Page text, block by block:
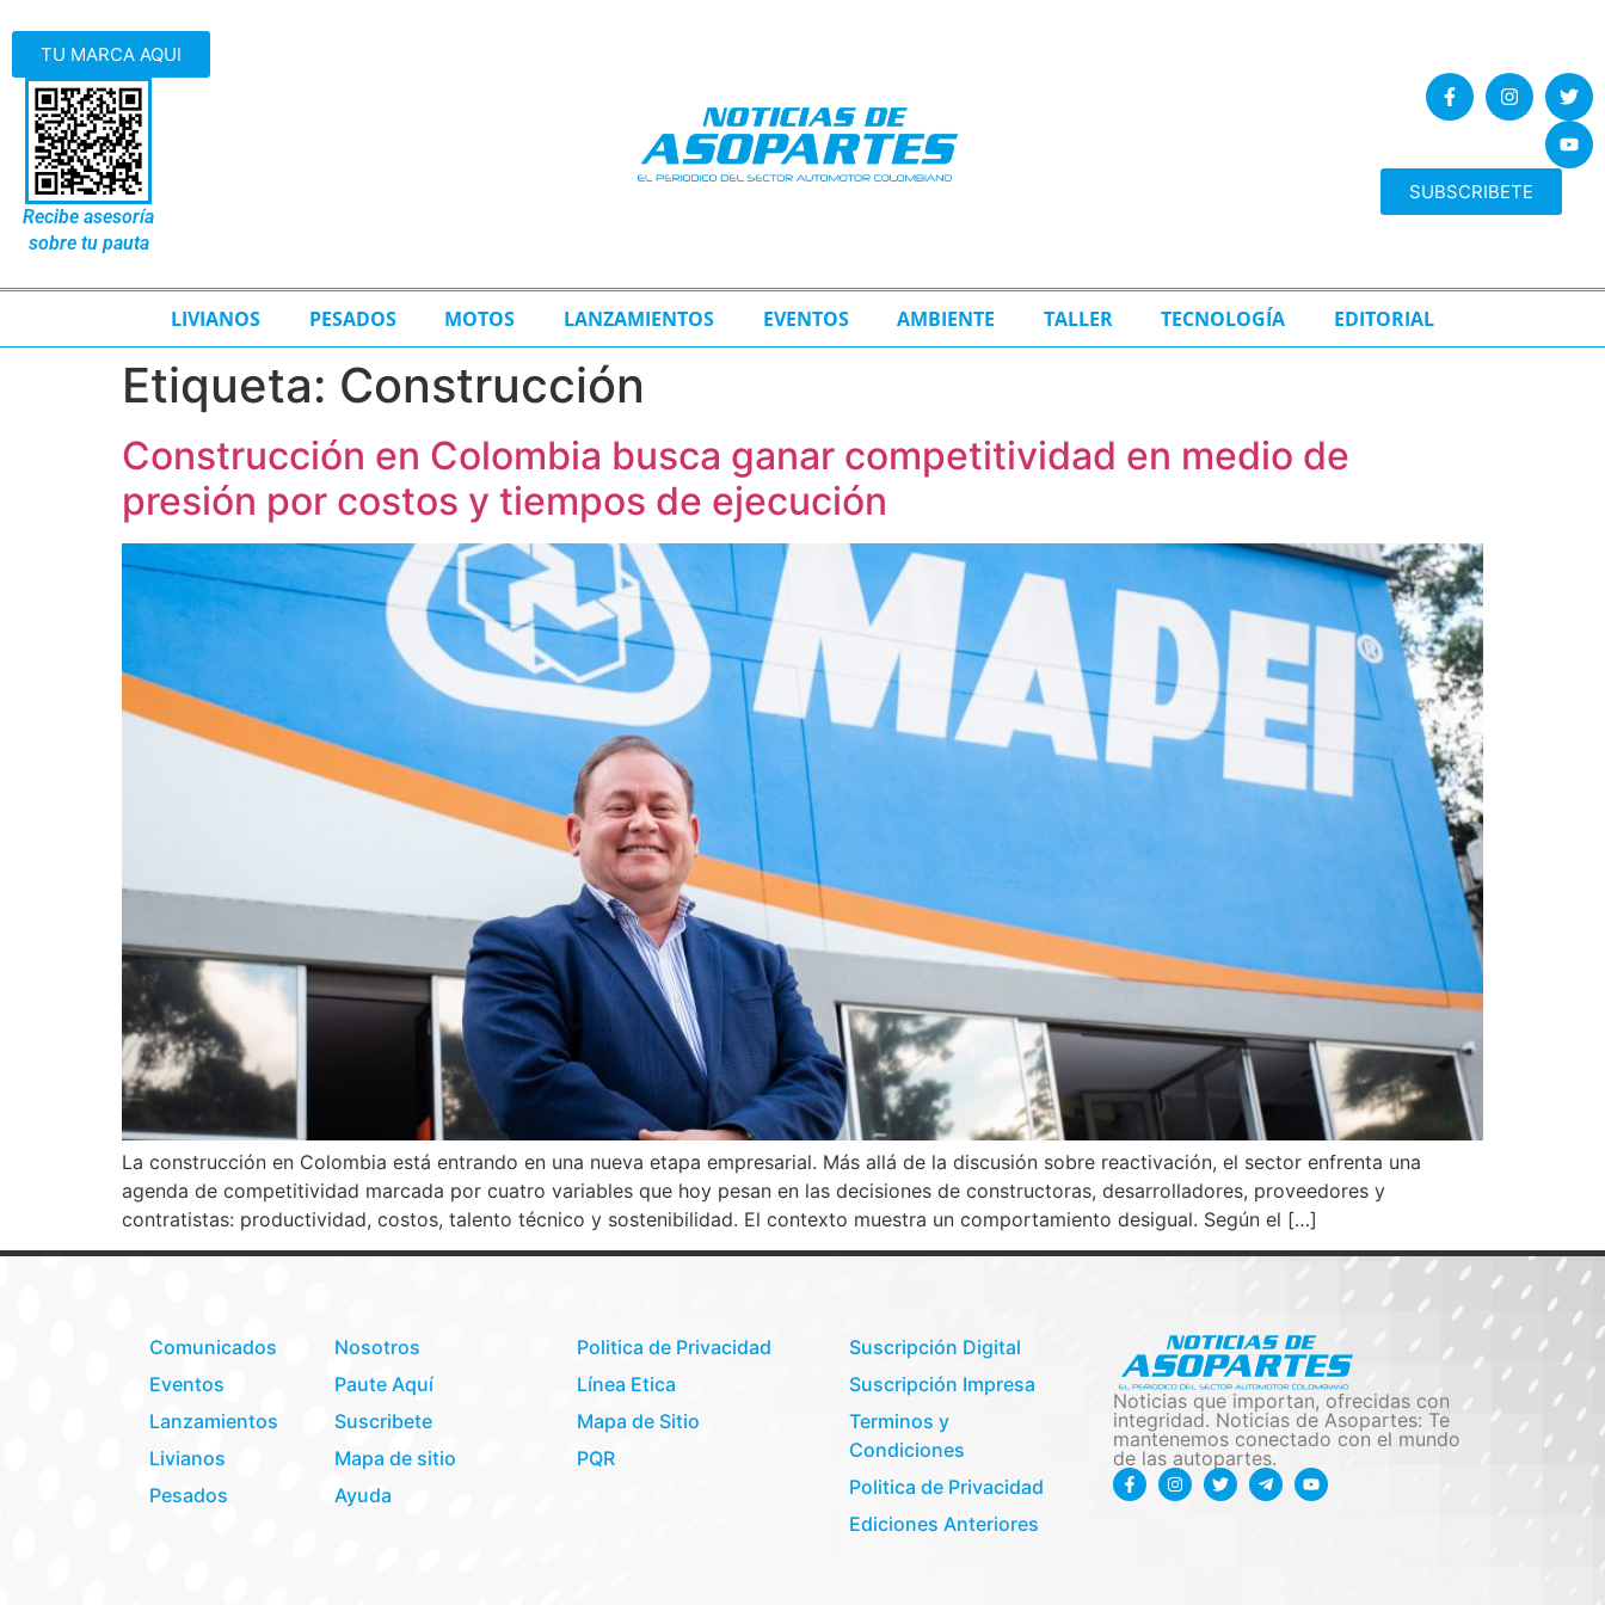
TU MARCA AQUI
Recibe asesoría
sobre tu pauta
SUBSCRIBETE
LIVIANOS PESADOS MOTOS LANZAMIENTOS EVENTOS AMBIENTE TALLER TECNOLOGÍA EDITORIAL
Etiqueta: Construcción
Construcción en Colombia busca ganar competitividad en medio de
presión por costos y tiempos de ejecución
La construcción en Colombia está entrando en una nueva etapa empresarial. Más allá de la discusión sobre reactivación, el sector enfrenta una
agenda de competitividad marcada por cuatro variables que hoy pesan en las decisiones de constructoras, desarrolladores, proveedores y
contratistas: productividad, costos, talento técnico y sostenibilidad. El contexto muestra un comportamiento desigual. Según el […]
Comunicados
Eventos
Lanzamientos
Livianos
Pesados
Nosotros
Paute Aquí
Suscribete
Mapa de sitio
Ayuda
Politica de Privacidad
Línea Etica
Mapa de Sitio
PQR
Suscripción Digital
Suscripción Impresa
Terminos y
Condiciones
Politica de Privacidad
Ediciones Anteriores
Noticias que importan, ofrecidas con
integridad. Noticias de Asopartes: Te
mantenemos conectado con el mundo
de las autopartes.